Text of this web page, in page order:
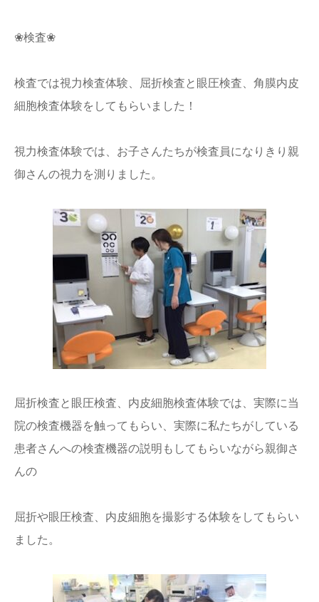
❀検査❀
検査では視力検査体験、屈折検査と眼圧検査、角膜内皮
細胞検査体験をしてもらいました！
視力検査体験では、お子さんたちが検査員になりきり親
御さんの視力を測りました。
屈折検査と眼圧検査、内皮細胞検査体験では、実際に当
院の検査機器を触ってもらい、実際に私たちがしている
患者さんへの検査機器の説明もしてもらいながら親御さ
んの
屈折や眼圧検査、内皮細胞を撮影する体験をしてもらい
ました。